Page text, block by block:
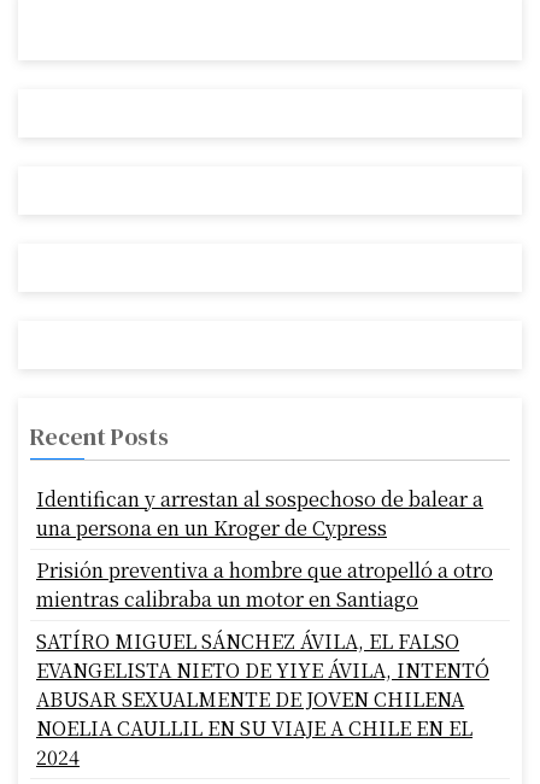
Recent Posts
Identifican y arrestan al sospechoso de balear a
una persona en un Kroger de Cypress
Prisión preventiva a hombre que atropelló a otro
mientras calibraba un motor en Santiago
SATÍRO MIGUEL SÁNCHEZ ÁVILA, EL FALSO
EVANGELISTA NIETO DE YIYE ÁVILA, INTENTÓ
ABUSAR SEXUALMENTE DE JOVEN CHILENA
NOELIA CAULLIL EN SU VIAJE A CHILE EN EL
2024